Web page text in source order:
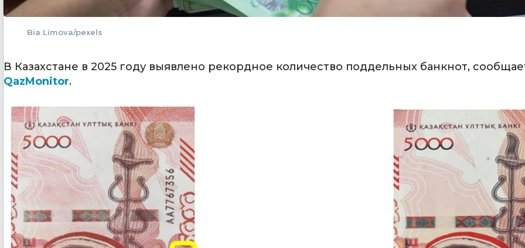
Bia Limova/pexels
В Казахстане в 2025 году выявлено рекордное количество поддельных банкнот,
QazMonitor.